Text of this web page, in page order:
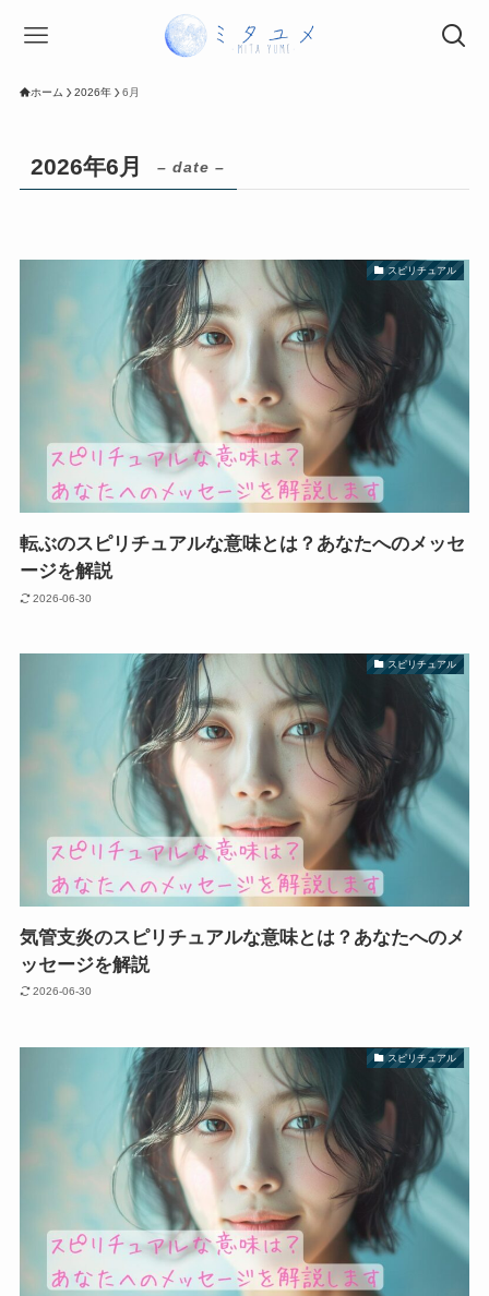
ホーム 2026年 6月
2026年6月 – date –
スピリチュアル
転ぶのスピリチュアルな意味とは？あなたへのメッセ
ージを解説
2026-06-30
スピリチュアル
気管支炎のスピリチュアルな意味とは？あなたへのメ
ッセージを解説
2026-06-30
スピリチュアル